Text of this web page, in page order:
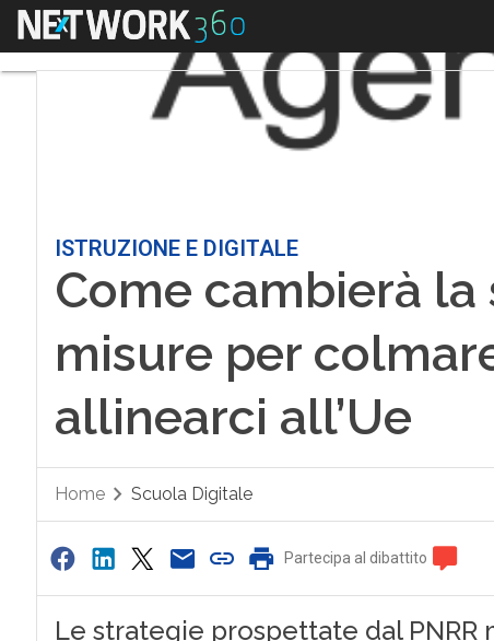
Menu
ISTRUZIONE E DIGITALE
Come cambierà la
misure per
allinearci all’Ue
Home Scuola Digitale
Partecipa al dibattito
Le strategie prospettate dal